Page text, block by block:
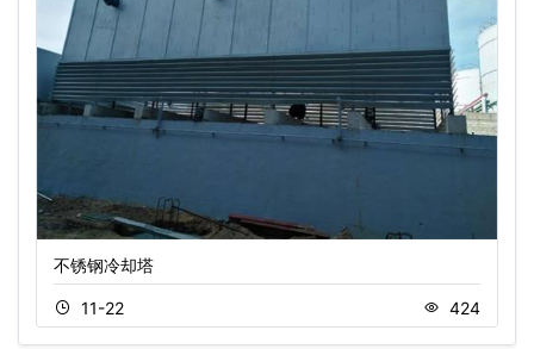
不锈钢冷却塔
11-22 424